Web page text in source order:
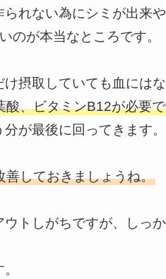
れない為にシミが出来や
のが本当なところです。
摂取していても血にはな
、ビタミンB12が必要
が最後に回ってきます。
善しておきましょうね。
トしがちですが、しっ